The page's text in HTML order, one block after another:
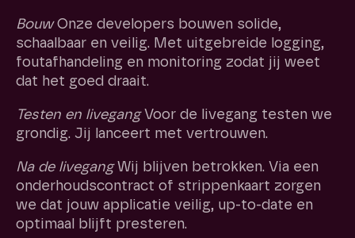
BouwOnze developers bouwen solide,
schaalbaar en veilig. Met uitgebreide logging,
foutafhandeling en monitoring zodat jij weet
dat het goed draait.
Testen en livegangVoor de livegang testen we
grondig. Jij lanceert met vertrouwen.
Na de livegangWij blijven betrokken. Via een
onderhoudscontract of strippenkaart zorgen
we dat jouw applicatie veilig, up-to-date en
optimaal blijft presteren.